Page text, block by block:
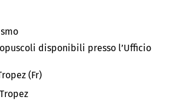
disponibili presso l’Ufficio
(Fr)